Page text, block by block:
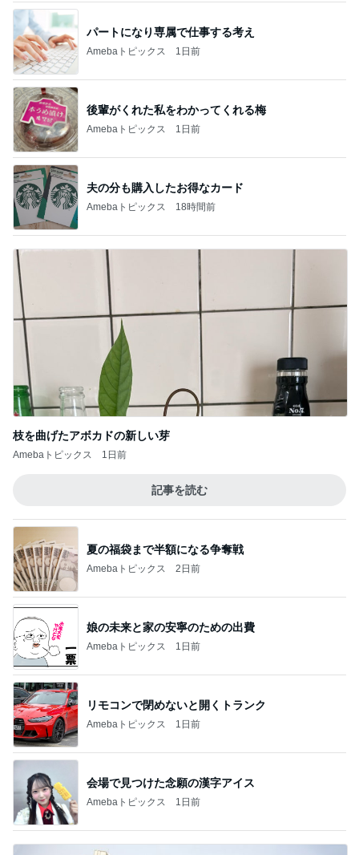
パートになり専属で仕事する考え
Amebaトピックス 1日前
後輩がくれた私をわかってくれる梅
Amebaトピックス 1日前
夫の分も購入したお得なカード
Amebaトピックス 18時間前
枝を曲げたアボカドの新しい芽
Amebaトピックス 1日前
記事を読む
夏の福袋まで半額になる争奪戦
Amebaトピックス 2日前
娘の未来と家の安寧のための出費
Amebaトピックス 1日前
リモコンで閉めないと開くトランク
Amebaトピックス 1日前
会場で見つけた念願の漢字アイス
Amebaトピックス 1日前